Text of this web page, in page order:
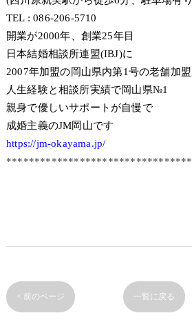
TEL : 086-206-5710
開業が2000年、創業25年目
日本結婚相談所連盟(IBJ)に
2007年加盟の岡山県内第1号の老舗加
人生経験と相談所実績で岡山県№1
親身で優しいサポートが自慢で
成婚主義のJM岡山です
https://jm-okayama.jp/
< 前のページ 一覧に戻る